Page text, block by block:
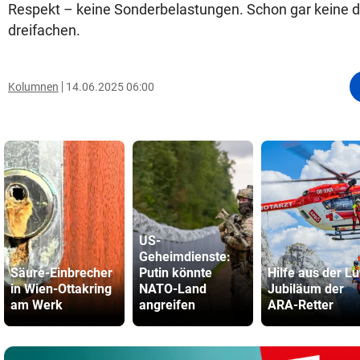
Respekt – keine Sonderbelastungen. Schon gar keine
dreifachen.
Kolumnen 14.06.2025 06:00
Säure-Einbrecher
in Wien-Ottakring
am Werk
US-
Geheimdienste:
Putin könnte
NATO-Land
angreifen
Hilfe aus der
Jubiläum der
ARA-Retter